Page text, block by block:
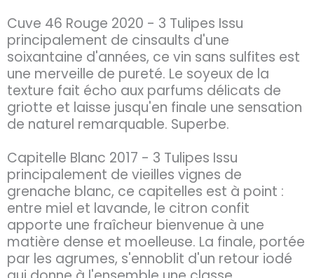
Cuve 46 Rouge 2020 - 3 Tulipes Issu
principalement de cinsaults d'une
soixantaine d'années, ce vin sans sulfites est
une merveille de pureté. Le soyeux de la
texture fait écho aux parfums délicats de
griotte et laisse jusqu'en finale une sensation
de naturel remarquable. Superbe.
Capitelle Blanc 2017 - 3 Tulipes Issu
principalement de vieilles vignes de
grenache blanc, ce capitelles est à point :
entre miel et lavande, le citron confit
apporte une fraîcheur bienvenue à une
matière dense et moelleuse. La finale, portée
par les agrumes, s'ennoblit d'un retour iodé